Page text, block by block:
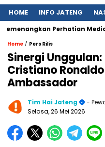
HOME INFO JATENG
Perhatian Media dan
Home / Pers Rilis
Sinergi
Cristiano
Ambassador
Tim Hai Jateng
-
Selasa, 26 Mei 2026